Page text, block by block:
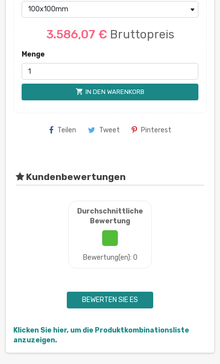
3.586,07 € Bruttopreis
Menge
shopping_cart IN DEN WARENKORB
Teilen Tweet Pinterest
Kundenbewertungen
Durchschnittliche
Bewertung
Bewertung(en): 0
BEWERTEN SIE ES
Klicken Sie hier, um die Produktkombinationsliste
anzuzeigen.